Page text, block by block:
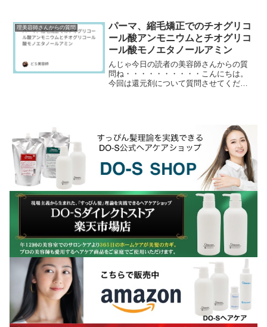
ートメントではな...
理美容師さんからの質問
パーマ、縮毛矯正でのチオグリコ
ール酸アンモニウムとチオグリコ
ール酸モノエタノールアミン
んじゃ今日の読者の美容師さんからの質
問ね・・・・・・・・・・こんにちは。
今回は還元剤について質問させてくださ